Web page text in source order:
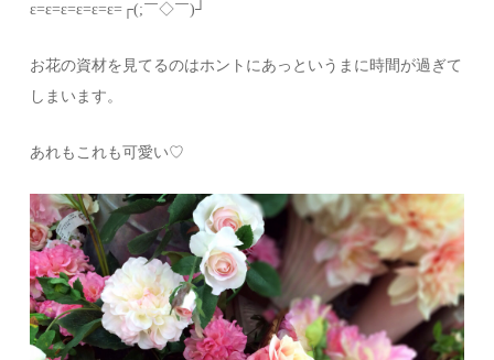
ε=ε=ε=ε=ε=ε=┌(;￣◇￣)┘
お花の資材を見てるのはホントにあっというまに時間が過ぎて
しまいます。
あれもこれも可愛い♡